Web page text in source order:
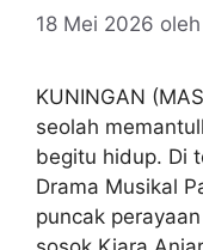
18 Mei 2026 oleh
KUNINGAN
seolah
begitu hidup. Di
Drama Musikal
puncak